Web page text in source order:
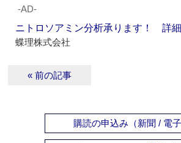
‐AD‐
ニトロソアミン分析承ります！ 詳
蝶理株式会社
« 前の記事
購読の申込み（新聞 / 電子